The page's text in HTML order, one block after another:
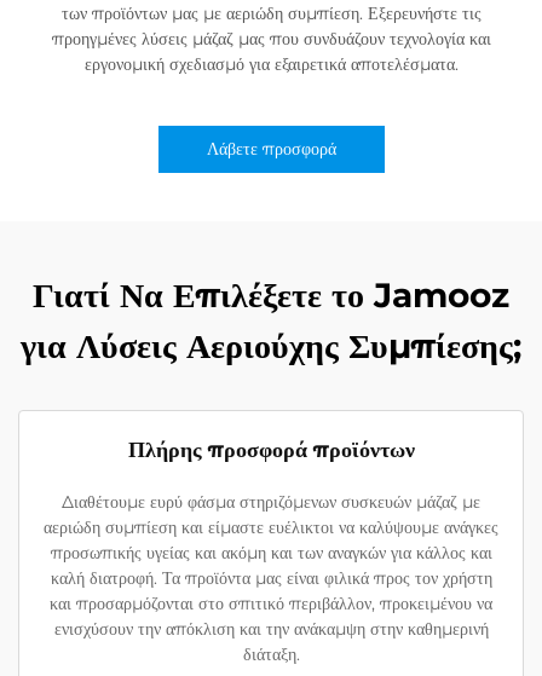
των προϊόντων μας με αεριώδη συμπίεση. Εξερευνήστε τις
προηγμένες λύσεις μάζαζ μας που συνδυάζουν τεχνολογία και
εργονομική σχεδιασμό για εξαιρετικά αποτελέσματα.
Λάβετε προσφορά
Γιατί Να Επιλέξετε το Jamooz
για Λύσεις Αεριούχης Συμπίεσης;
Πλήρης προσφορά προϊόντων
Διαθέτουμε ευρύ φάσμα στηριζόμενων συσκευών μάζαζ με
αεριώδη συμπίεση και είμαστε ευέλικτοι να καλύψουμε ανάγκες
προσωπικής υγείας και ακόμη και των αναγκών για κάλλος και
καλή διατροφή. Τα προϊόντα μας είναι φιλικά προς τον χρήστη
και προσαρμόζονται στο σπιτικό περιβάλλον, προκειμένου να
ενισχύσουν την απόκλιση και την ανάκαμψη στην καθημερινή
διάταξη.